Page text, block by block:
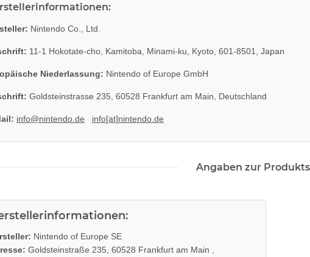
Nintendo Co., Ltd.
11-1 Hokotate-cho, Kamitoba, Minami-ku, Kyoto, 601-8501, Japan
Niederlassung: Nintendo of Europe GmbH
Goldsteinstrasse 235, 60528 Frankfurt am Main, Deutschland
info@nintendo.de info[at]nintendo.de
Angaben zur
Nintendo of Europe SE
Goldsteinstraße 235, 60528 Frankfurt am Main ,